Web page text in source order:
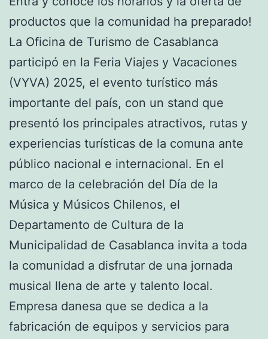
productos que la comunidad ha preparado!
La Oficina de Turismo de Casablanca
participó en la Feria Viajes y Vacaciones
(VYVA) 2025, el evento turístico más
importante del país, con un stand que
presentó los principales atractivos, rutas y
experiencias turísticas de la comuna ante
público nacional e internacional. En el
marco de la celebración del Día de la
Música y Músicos Chilenos, el
Departamento de Cultura de la
Municipalidad de Casablanca invita a toda
la comunidad a disfrutar de una jornada
musical llena de arte y talento local.
Empresa danesa que se dedica a la
fabricación de equipos y servicios para